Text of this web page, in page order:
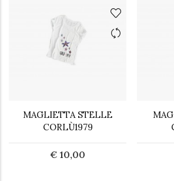
MAGLIETTA STELLE
CORLÙ1979
€ 10,00